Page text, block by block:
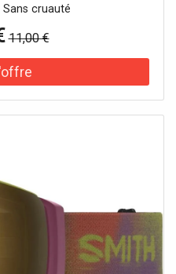
Sans cruauté
11,00 €